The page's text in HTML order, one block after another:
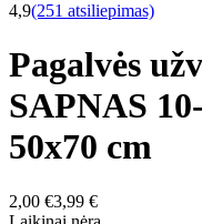
4,9(251 atsiliepimas)
Pagalvės
SAPNAS
50x70 cm
2,00 €3,99 €